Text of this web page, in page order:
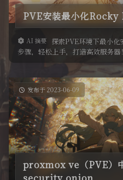
PVE安装最小化
AI 摘要
探索PVE环境下最小
步骤，轻松上手，打造高效服务器！
发布于 2023-06-09
proxmox ve（PVE）